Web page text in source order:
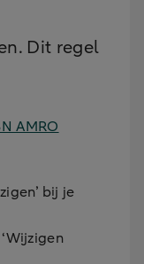
Dit regel
AMRO
bij je